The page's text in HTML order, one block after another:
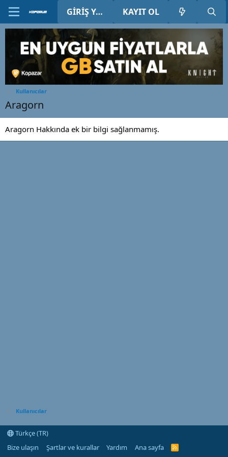
GIRIŞ YAP KAYIT OL
Kullanıcılar
Aragorn
Aragorn Hakkında ek bir bilgi sağlanmamış.
Kullanıcılar
Türkçe (TR)
Bize ulaşın
Şartlar ve kurallar Yardım Ana sayfa
R